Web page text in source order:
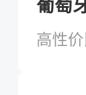
葡萄
高性